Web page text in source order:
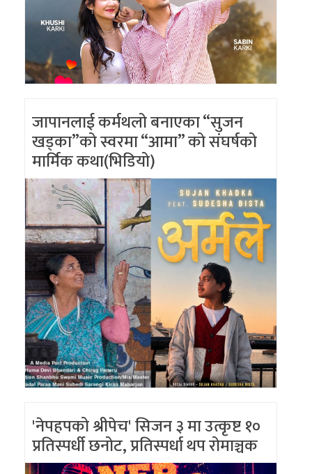
जापानलाई कर्मथलो बनाएका “सुजन
खड्का”को स्वरमा “आमा” को संघर्षको
मार्मिक कथा(भिडियो)
'नेपहपको श्रीपेच' सिजन ३ मा उत्कृष्ट १०
प्रतिस्पर्धी छनोट, प्रतिस्पर्धा थप रोमाञ्चक